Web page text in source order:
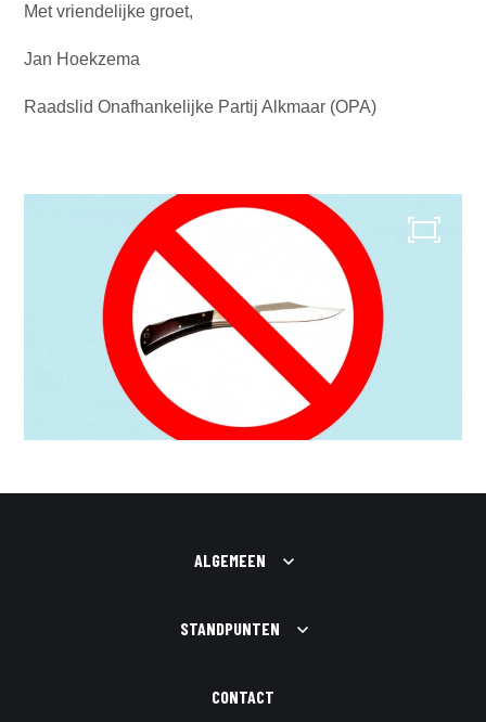
Met vriendelijke groet,
Jan Hoekzema
Raadslid Onafhankelijke Partij Alkmaar (OPA)
ALGEMEEN
STANDPUNTEN
CONTACT